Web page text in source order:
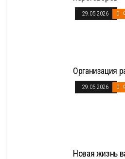
29.05.2026 0
Организация
29.05.2026 0
Новая жизнь